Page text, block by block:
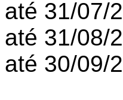
até 31/07/
até 31/08/
até 30/09/